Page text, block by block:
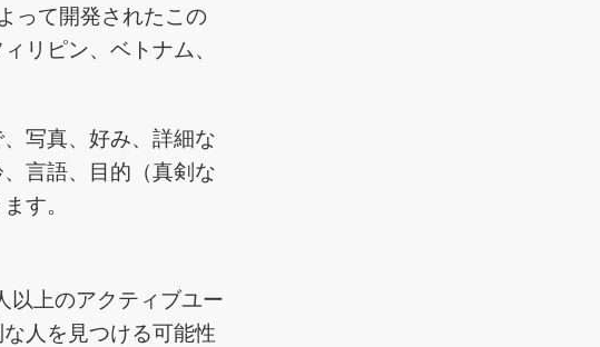
って開発されたこの
リピン、ベトナム、
写真、好み、詳細な
言語、目的（真剣な
す。
以上のアクティブユー
人を見つける可能性